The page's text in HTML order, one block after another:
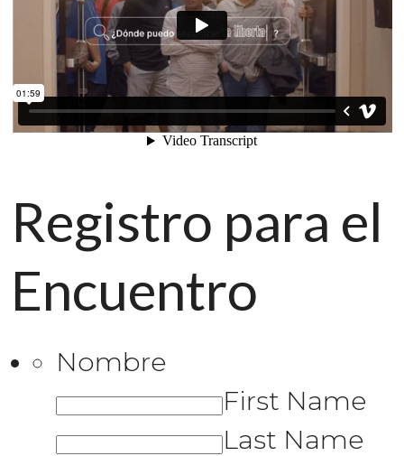
Registro para el
Encuentro
Nombre
First Name
Last Name